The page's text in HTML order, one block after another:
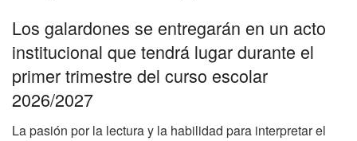
Los galardones se entregarán en un acto
institucional que tendrá lugar durante el
primer trimestre del curso escolar
2026/2027
La pasión por la lectura y la habilidad para interpretar el